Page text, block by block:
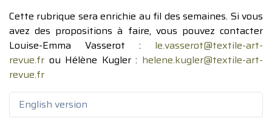
Cette rubrique sera enrichie au fil des semaines. Si vous
avez des propositions à faire, vous pouvez contacter
Louise-Emma Vasserot : le.vasserot@textile-art-
revue.fr ou Hélène Kugler : helene.kugler@textile-art-
revue.fr
English version